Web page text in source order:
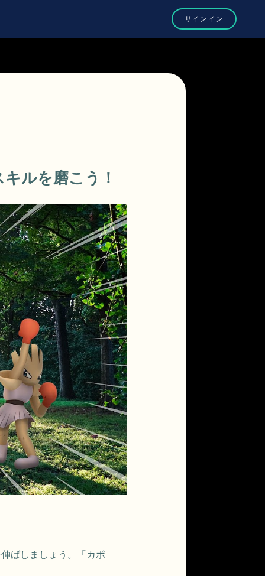
ルを磨こう！
ばしましょう。「カポ